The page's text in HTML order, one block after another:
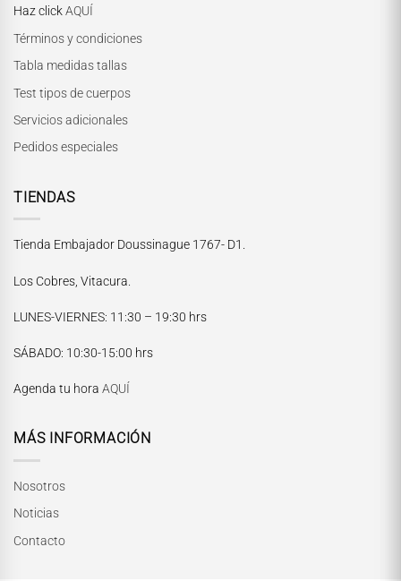
Haz clickAQUÍ
Términos y condiciones
Tabla medidas tallas
Test tipos de cuerpos
Servicios adicionales
Pedidos especiales
TIENDAS
Tienda Embajador Doussinague 1767- D1.
Los Cobres, Vitacura.
LUNES-VIERNES: 11:30 – 19:30 hrs
SÁBADO: 10:30-15:00 hrs
Agenda tu hora AQUÍ
MÁS INFORMACIÓN
Nosotros
Noticias
Contacto
María Paskaró